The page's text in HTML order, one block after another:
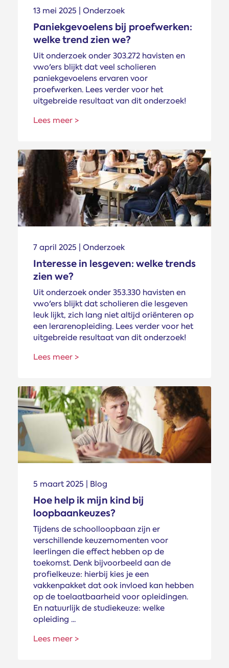
13 mei 2025 | Onderzoek
Paniekgevoelens bij proefwerken:
welke trend zien we?
Uit onderzoek onder 303.272 havisten en
vwo'ers blijkt dat veel scholieren
paniekgevoelens ervaren voor
proefwerken. Lees verder voor het
uitgebreide resultaat van dit onderzoek!
Lees meer >
7 april 2025 | Onderzoek
Interesse in lesgeven: welke trends
zien we?
Uit onderzoek onder 353.330 havisten en
vwo'ers blijkt dat scholieren die lesgeven
leuk lijkt, zich lang niet altijd oriënteren op
een lerarenopleiding. Lees verder voor het
uitgebreide resultaat van dit onderzoek!
Lees meer >
5 maart 2025 | Blog
Hoe help ik mijn kind bij
loopbaankeuzes?
Tijdens de schoolloopbaan zijn er
verschillende keuzemomenten voor
leerlingen die effect hebben op de
toekomst. Denk bijvoorbeeld aan de
profielkeuze: hierbij kies je een
vakkenpakket dat ook invloed kan hebben
op de toelaatbaarheid voor opleidingen.
En natuurlijk de studiekeuze: welke
opleiding ...
Lees meer >